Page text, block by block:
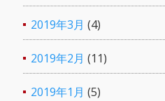
2019年3月 (4)
2019年2月 (11)
2019年1月 (5)